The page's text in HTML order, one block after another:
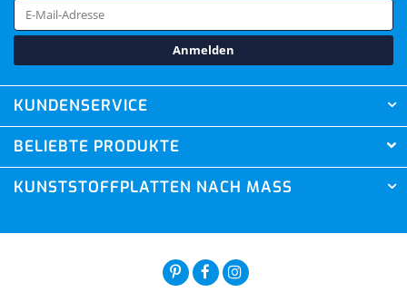
Anmelden
KUNDENSERVICE
BELIEBTE PRODUKTE
KUNSTSTOFFPLATTEN NACH MASS